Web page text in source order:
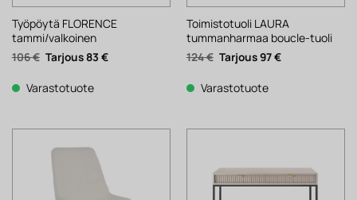
Työpöytä FLORENCE
tammi/valkoinen
106€ Alkuperäinen
hinta
106 €.
83 €Nykyinen
Varastotuote
Toimistotuoli LAURA
tummanharmaa boucle-tuoli
124€ Alkuperäinen
hinta
124 €.
97€Nykyinen
Varastotuote